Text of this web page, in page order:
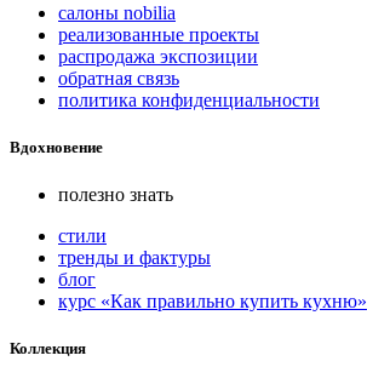
салоны nobilia
реализованные проекты
распродажа экспозиции
обратная связь
политика конфиденциальности
Вдохновение
полезно знать
стили
тренды и фактуры
блог
курс «Как правильно купить кухню»
Коллекция